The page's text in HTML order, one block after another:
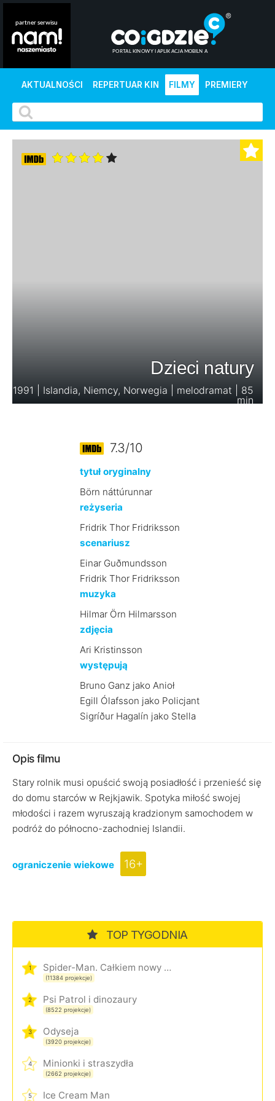
AKTUALNOŚCI REPERTUAR KIN FILMY PREMIERY
Dzieci natury
1991 | Islandia, Niemcy, Norwegia | melodramat | 85
min
7.3/10
tytuł oryginalny
Börn náttúrunnar
reżyseria
Fridrik Thor Fridriksson
scenariusz
Einar Guðmundsson
Fridrik Thor Fridriksson
muzyka
Hilmar Örn Hilmarsson
zdjęcia
Ari Kristinsson
występują
Bruno Ganz jako Anioł
Egill Ólafsson jako Policjant
Sigríður Hagalín jako Stella
Opis filmu
Stary rolnik musi opuścić swoją posiadłość i przenieść się
do domu starców w Rejkjawik. Spotyka miłość swojej
młodości i razem wyruszają kradzionym samochodem w
podróż do północno-zachodniej Islandii.
ograniczenie wiekowe 16+
TOP TYGODNIA
1 Spider-Man. Całkiem nowy dzień
(11384 projekcje)
2 Psi Patrol i dinozaury
(8522 projekcje)
3 Odyseja
(3920 projekcje)
4 Minionki i straszydła
(2662 projekcje)
5 Ice Cream Man